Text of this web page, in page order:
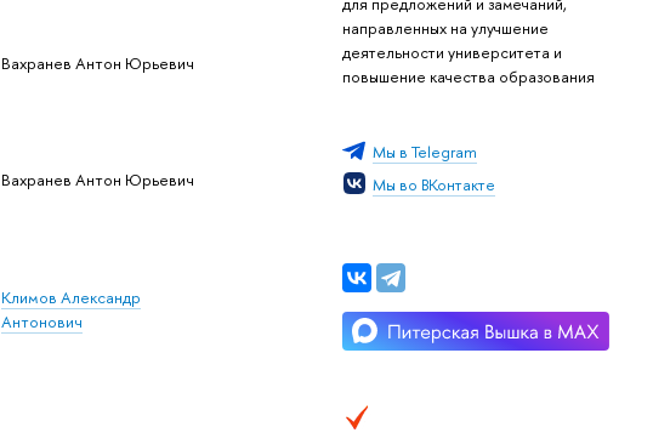
направленных на улучшение
деятельности университета и
повышение качества образования
Мы в Telegram
Мы во ВКонтакте
Вахранев Антон Юрьевич
Вахранев Антон Юрьевич
Климов Александр
Антонович